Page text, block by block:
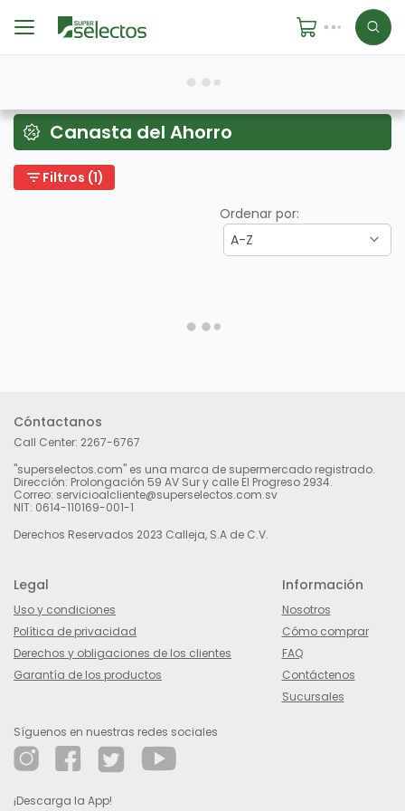
Canasta del Ahorro
filter_list Filtros (1)
Ordenar por:
A-Z
Cóntactanos
Call Center: 2267-6767
"superselectos.com" es una marca de supermercado registrado.
Dirección: Prolongación 59 AV Sur y calle El Progreso 2934.
Correo: servicioalcliente@superselectos.com.sv
NIT: 0614-110169-001-1
Derechos Reservados 2023 Calleja, S.A de C.V.
Legal
Uso y condiciones
Política de privacidad
Derechos y obligaciones de los clientes
Garantía de los productos
Información
Nosotros
Cómo comprar
FAQ
Contáctenos
Sucursales
Síguenos en nuestras redes sociales
¡Descarga la App!